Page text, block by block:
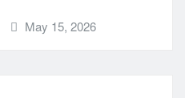
May 15, 2026